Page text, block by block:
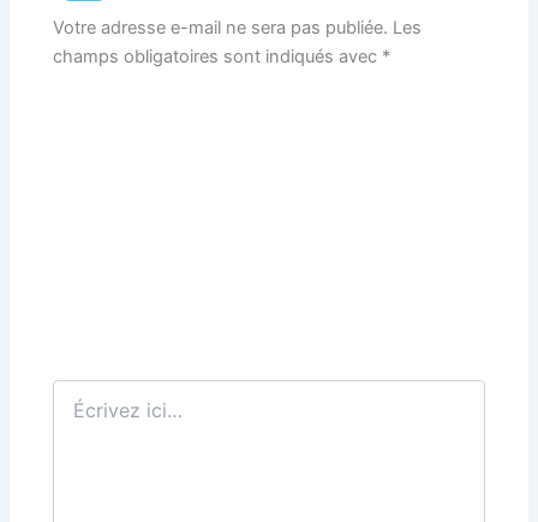
Votre adresse e-mail ne sera pas publiée. Les
champs obligatoires sont indiqués avec *
Écrivez
ici…